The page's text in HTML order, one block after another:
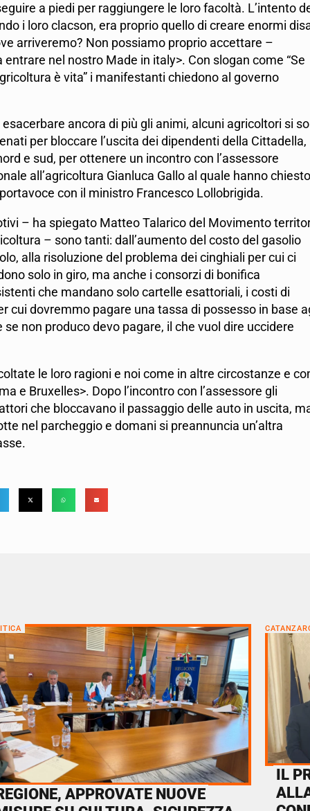
a piedi per raggiungere le loro facoltà. L’intento
i loro clacson, era proprio quello di creare enormi
arriveremo? Non possiamo proprio accettare –
nel nostro Made in italy>. Con slogan come “Se
è vita” i manifestanti chiedono al governo
esacerbare ancora di più gli animi, alcuni agricoltori si
per bloccare l’uscita dei dipendenti della Cittadella,
e sud, per ottenere un incontro con l’assessore
all’agricoltura Gianluca Gallo al quale hanno
con il ministro Francesco Lollobrigida.
– ha spiegato Matteo Talarico del Movimento
– sono tanti: dall’aumento del costo del gasolio
alla risoluzione del problema dei cinghiali per cui ci
solo in giro, ma anche i consorzi di bonifica
che mandano solo cartelle esattoriali, i costi di
cui dovremmo pagare una tassa di possesso in base
non produco devo pagare, il che vuol dire uccidere
le loro ragioni e noi come in altre circostanze e
e Bruxelles>. Dopo l’incontro con l’assessore gli
che bloccavano il passaggio delle auto in uscita,
nel parcheggio e domani si preannuncia un’altra
APPROVATE NUOVE
IL